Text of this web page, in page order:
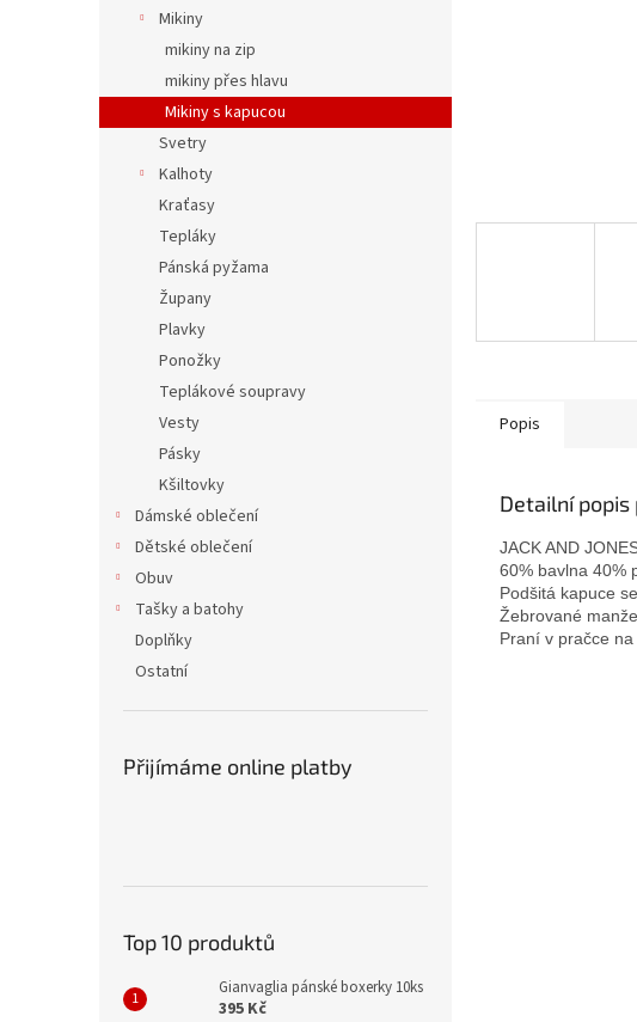
Mikiny
mikiny na zip
mikiny přes hlavu
Mikiny s kapucou
Svetry
Kalhoty
Kraťasy
Tepláky
Pánská pyžama
Župany
Plavky
Ponožky
Teplákové soupravy
Vesty
Pásky
Kšiltovky
Dámské oblečení
Dětské oblečení
Obuv
Tašky a batohy
Doplňky
Ostatní
Přijímáme online platby
Top 10 produktů
Gianvaglia pánské boxerky 10ks
395 Kč
Popis
Detailní popis
JACK AND
60% bavlna 40%
Podšitá kapuce
Žebrované
Praní v pračce na